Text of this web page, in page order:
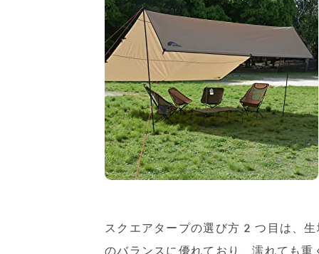
スクエアタープの選び方2つ目は、
のバランスに優れており、濡れても